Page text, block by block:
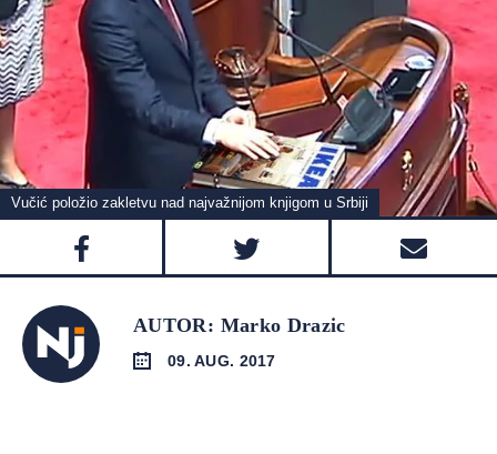
Vučić položio zakletvu nad najvažnijom knjigom u Srbiji
AUTOR: Marko Drazic
09. AUG. 2017